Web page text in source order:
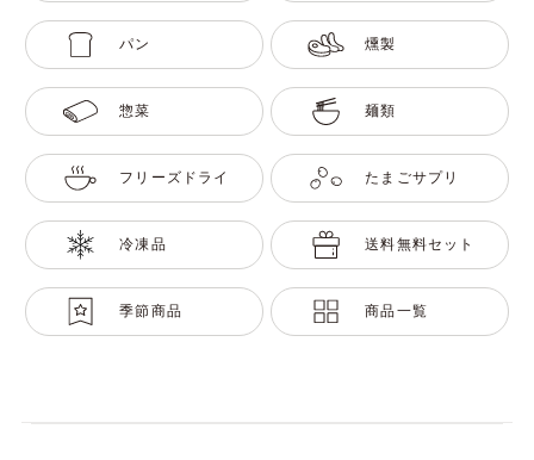
パン 燻製
惣菜 麺類
フリーズドライ たまごサプリ
冷凍品 送料無料セット
季節商品 商品一覧